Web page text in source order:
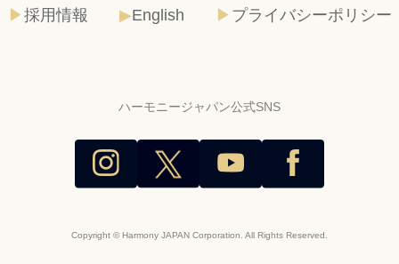
採用情報 English プライバシーポリシー
ハーモニージャパン公式SNS
Copyright © Harmony JAPAN Corporation. All Rights Reserved.